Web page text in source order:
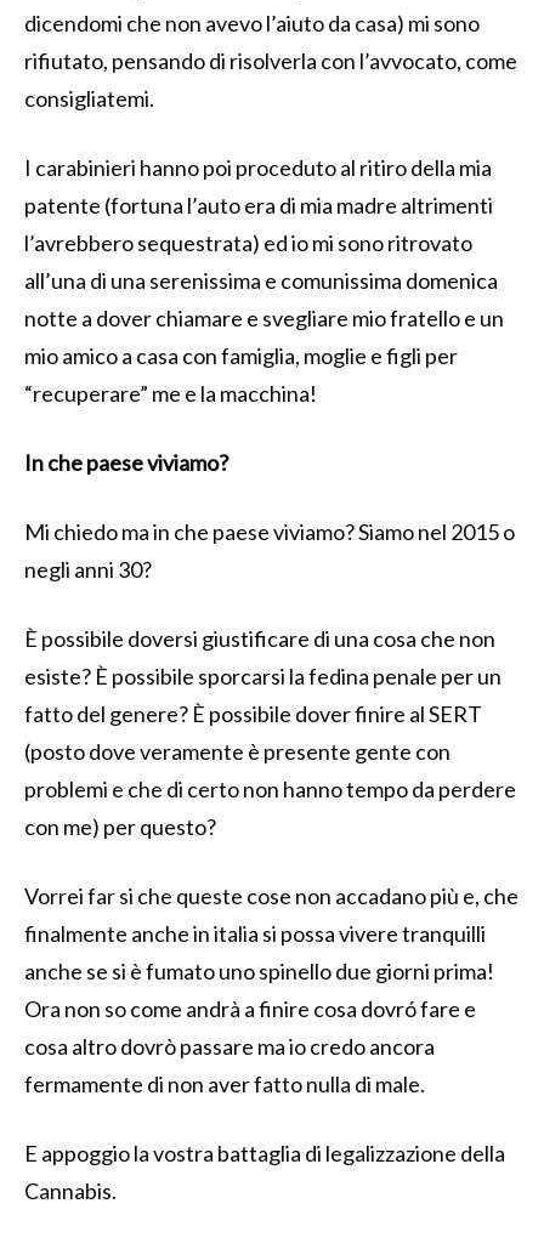
dicendomi che non avevo l’aiuto da casa) mi sono
rifiutato, pensando di risolverla con l’avvocato, come
consigliatemi.
I carabinieri hanno poi proceduto al ritiro della mia
patente (fortuna l’auto era di mia madre altrimenti
l’avrebbero sequestrata) ed io mi sono ritrovato
all’una di una serenissima e comunissima domenica
notte a dover chiamare e svegliare mio fratello e un
mio amico a casa con famiglia, moglie e figli per
“recuperare” me e la macchina!
In che paese viviamo?
Mi chiedo ma in che paese viviamo? Siamo nel 2015 o
negli anni 30?
È possibile doversi giustificare di una cosa che non
esiste? È possibile sporcarsi la fedina penale per un
fatto del genere? È possibile dover finire al SERT
(posto dove veramente è presente gente con
problemi e che di certo non hanno tempo da perdere
con me) per questo?
Vorrei far si che queste cose non accadano più e, che
finalmente anche in italia si possa vivere tranquilli
anche se si è fumato uno spinello due giorni prima!
Ora non so come andrà a finire cosa dovró fare e
cosa altro dovrò passare ma io credo ancora
fermamente di non aver fatto nulla di male.
E appoggio la vostra battaglia di legalizzazione della
Cannabis.